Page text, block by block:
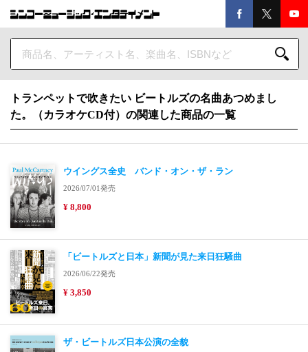
トランペットで吹きたい ビートルズの名曲あつめまし
た。（カラオケCD付）の関連した商品の一覧
ウイングス全史 バンド・オン・ザ・ラン
2026/07/01発売
¥ 8,800
「ビートルズと日本」新聞が見た来日狂騒曲
2026/06/22発売
¥ 3,850
ザ・ビートルズ日本公演の全貌